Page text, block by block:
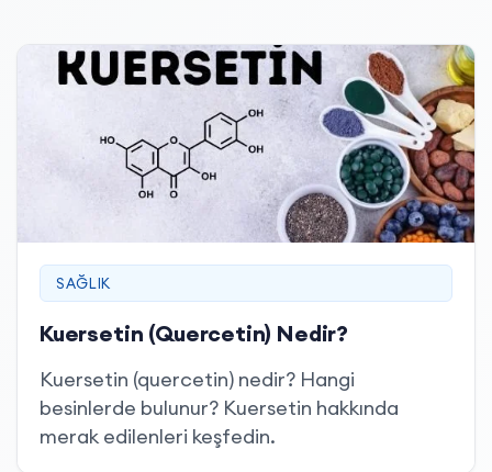
SAĞLIK
Kuersetin (Quercetin) Nedir?
Kuersetin (quercetin) nedir? Hangi
besinlerde bulunur? Kuersetin hakkında
merak edilenleri keşfedin.